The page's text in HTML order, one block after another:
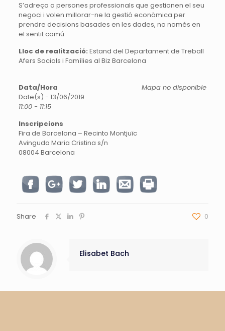
S’adreça a persones professionals que gestionen el seu
negoci i volen millorar-ne la gestió econòmica per
prendre decisions basades en les dades, no només en
el sentit comú.
Lloc de realització: Estand del Departament de Treball
Afers Socials i Famílies al Biz Barcelona
Mapa no disponible
Data/Hora
Date(s) - 13/06/2019
11:00 - 11:15
Inscripcions
Fira de Barcelona – Recinto Montjuïc
Avinguda Maria Cristina s/n
08004 Barcelona
Share 0
Elisabet Bach